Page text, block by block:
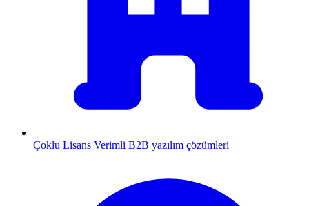
Çoklu Lisans Verimli B2B yazılım çözümleri